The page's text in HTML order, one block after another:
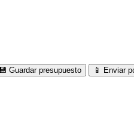
💾 Guardar presupuesto 📱 Enviar